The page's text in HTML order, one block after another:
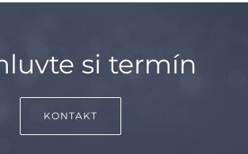
si termín
KONTAKT